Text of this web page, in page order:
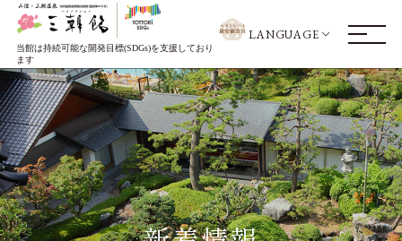
当館は持続可能な開発目標(SDGs)を支援しており
ます
LANGUAGE